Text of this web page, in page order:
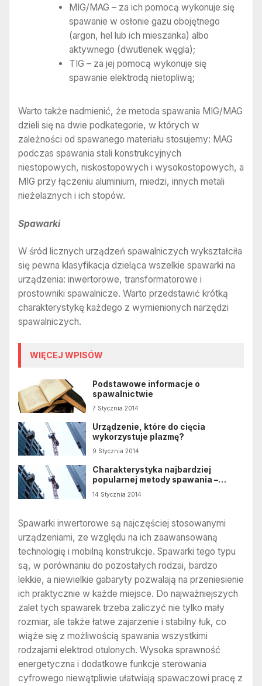
MIG/MAG – za ich pomocą wykonuje się
spawanie w osłonie gazu obojętnego
(argon, hel lub ich mieszanka) albo
aktywnego (dwutlenek węgla);
TIG – za jej pomocą wykonuje się
spawanie elektrodą nietopliwą;
Warto także nadmienić, że metoda spawania MIG/MAG
dzieli się na dwie podkategorie, w których w
zależności od spawanego materiału stosujemy: MAG
podczas spawania stali konstrukcyjnych
niestopowych, niskostopowych i wysokostopowych, a
MIG przy łączeniu aluminium, miedzi, innych metali
nieżelaznych i ich stopów.
Spawarki
W śród licznych urządzeń spawalniczych wykształciła
się pewna klasyfikacja dzieląca wszelkie spawarki na
urządzenia: inwertorowe, transformatorowe i
prostowniki spawalnicze. Warto przedstawić krótką
charakterystykę każdego z wymienionych narzędzi
spawalniczych.
WIĘCEJ WPISÓW
Podstawowe informacje o
spawalnictwie
7 Stycznia 2014
Urządzenie, które do cięcia
wykorzystuje plazmę?
9 Stycznia 2014
Charakterystyka najbardziej
popularnej metody spawania –
MIG/MAG
14 Stycznia 2014
Spawarki inwertorowe są najczęściej stosowanymi
urządzeniami, ze względu na ich zaawansowaną
technologię i mobilną konstrukcje. Spawarki tego typu
są, w porównaniu do pozostałych rodzai, bardzo
lekkie, a niewielkie gabaryty pozwalają na przeniesienie
ich praktycznie w każde miejsce. Do najważniejszych
zalet tych spawarek trzeba zaliczyć nie tylko mały
rozmiar, ale także łatwe zajarzenie i stabilny łuk, co
wiąże się z możliwością spawania wszystkimi
rodzajami elektrod otulonych. Wysoka sprawność
energetyczna i dodatkowe funkcje sterowania
cyfrowego niewątpliwie ułatwiają spawaczowi pracę z